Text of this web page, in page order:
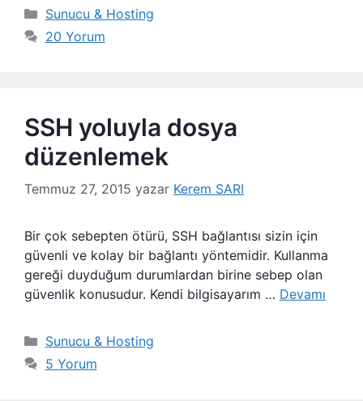
Kategoriler
Sunucu & Hosting
20 Yorum
SSH yoluyla dosya
düzenlemek
Temmuz 27, 2015 yazar Kerem SARI
Bir çok sebepten ötürü, SSH bağlantısı sizin için
güvenli ve kolay bir bağlantı yöntemidir. Kullanma
gereği duyduğum durumlardan birine sebep olan
güvenlik konusudur. Kendi bilgisayarım … Devamı
Kategoriler
Sunucu & Hosting
5 Yorum